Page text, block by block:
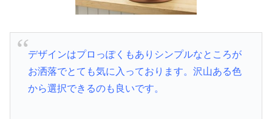
デザインはプロっぽくもありシンプルなところが
お洒落でとても気に入っております。沢山ある色
から選択できるのも良いです。